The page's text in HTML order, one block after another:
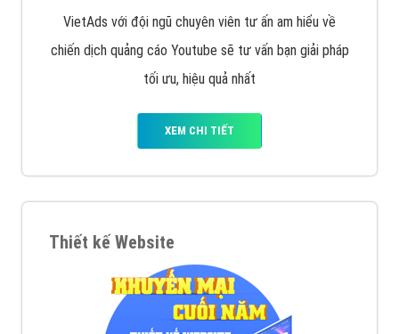
VietAds với đội ngũ chuyên viên tư ấn am hiểu về
chiến dịch quảng cáo Youtube sẽ tư vấn bạn giải pháp
tối ưu, hiệu quả nhất
XEM CHI TIẾT
Thiết kế Website